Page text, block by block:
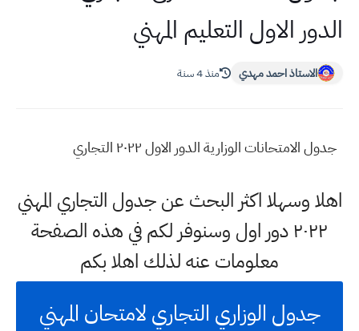
الدور الاول التعليم المهني
الاستاذ احمد مهدي منذ 4 سنة
جدول الامتحانات الوزارية الدور الاول ٢٠٢٢ التجاري
اهلا وسهلا اكثر البحث عن جدول التجاري المهني
٢٠٢٢ دور اول وسنوفر لكم في هذه الصفحة
معلومات عنه لذلك اهلا بكم
جدول الوزاري التجاري لامتحان المهني